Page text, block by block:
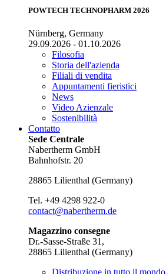
POWTECH TECHNOPHARM 2026
Nürnberg, Germany
29.09.2026 - 01.10.2026
Filosofia
Storia dell'azienda
Filiali di vendita
Appuntamenti fieristici
News
Video Azienzale
Sostenibilità
Contatto
Sede Centrale
Nabertherm GmbH
Bahnhofstr. 20
28865 Lilienthal (Germany)
Tel. +49 4298 922-0
contact@nabertherm.de
Magazzino consegne
Dr.-Sasse-Straße 31,
28865 Lilienthal (Germany)
Distribuzione in tutto il mondo